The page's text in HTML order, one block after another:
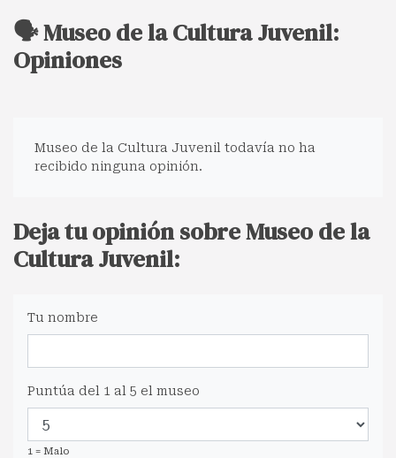
🗣️ Museo de la Cultura Juvenil:
Opiniones
Museo de la Cultura Juvenil todavía no ha
recibido ninguna opinión.
Deja tu opinión sobre Museo de la
Cultura Juvenil:
Tu nombre
Puntúa del 1 al 5 el museo
1 = Malo